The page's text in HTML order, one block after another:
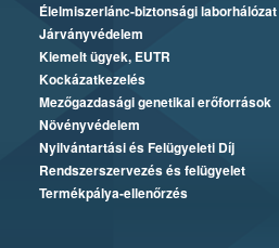
Élelmiszerlánc-biztonsági laborhálózat
Járványvédelem
Kiemelt ügyek, EUTR
Kockázatkezelés
Mezőgazdasági genetikai erőforrások
Növényvédelem
Nyilvántartási és Felügyeleti Díj
Rendszerszervezés és felügyelet
Termékpálya-ellenőrzés